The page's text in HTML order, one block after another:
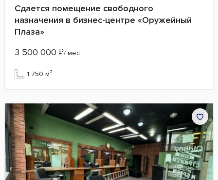
Сдается помещение свободного
назначения в бизнес-центре «Оружейный
Плаза»
3 500 000 ₽/ мес
1 750 м²